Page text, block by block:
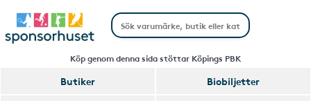
Köp genom denna sida stöttar Köpings PBK
Butiker
Biobiljetter